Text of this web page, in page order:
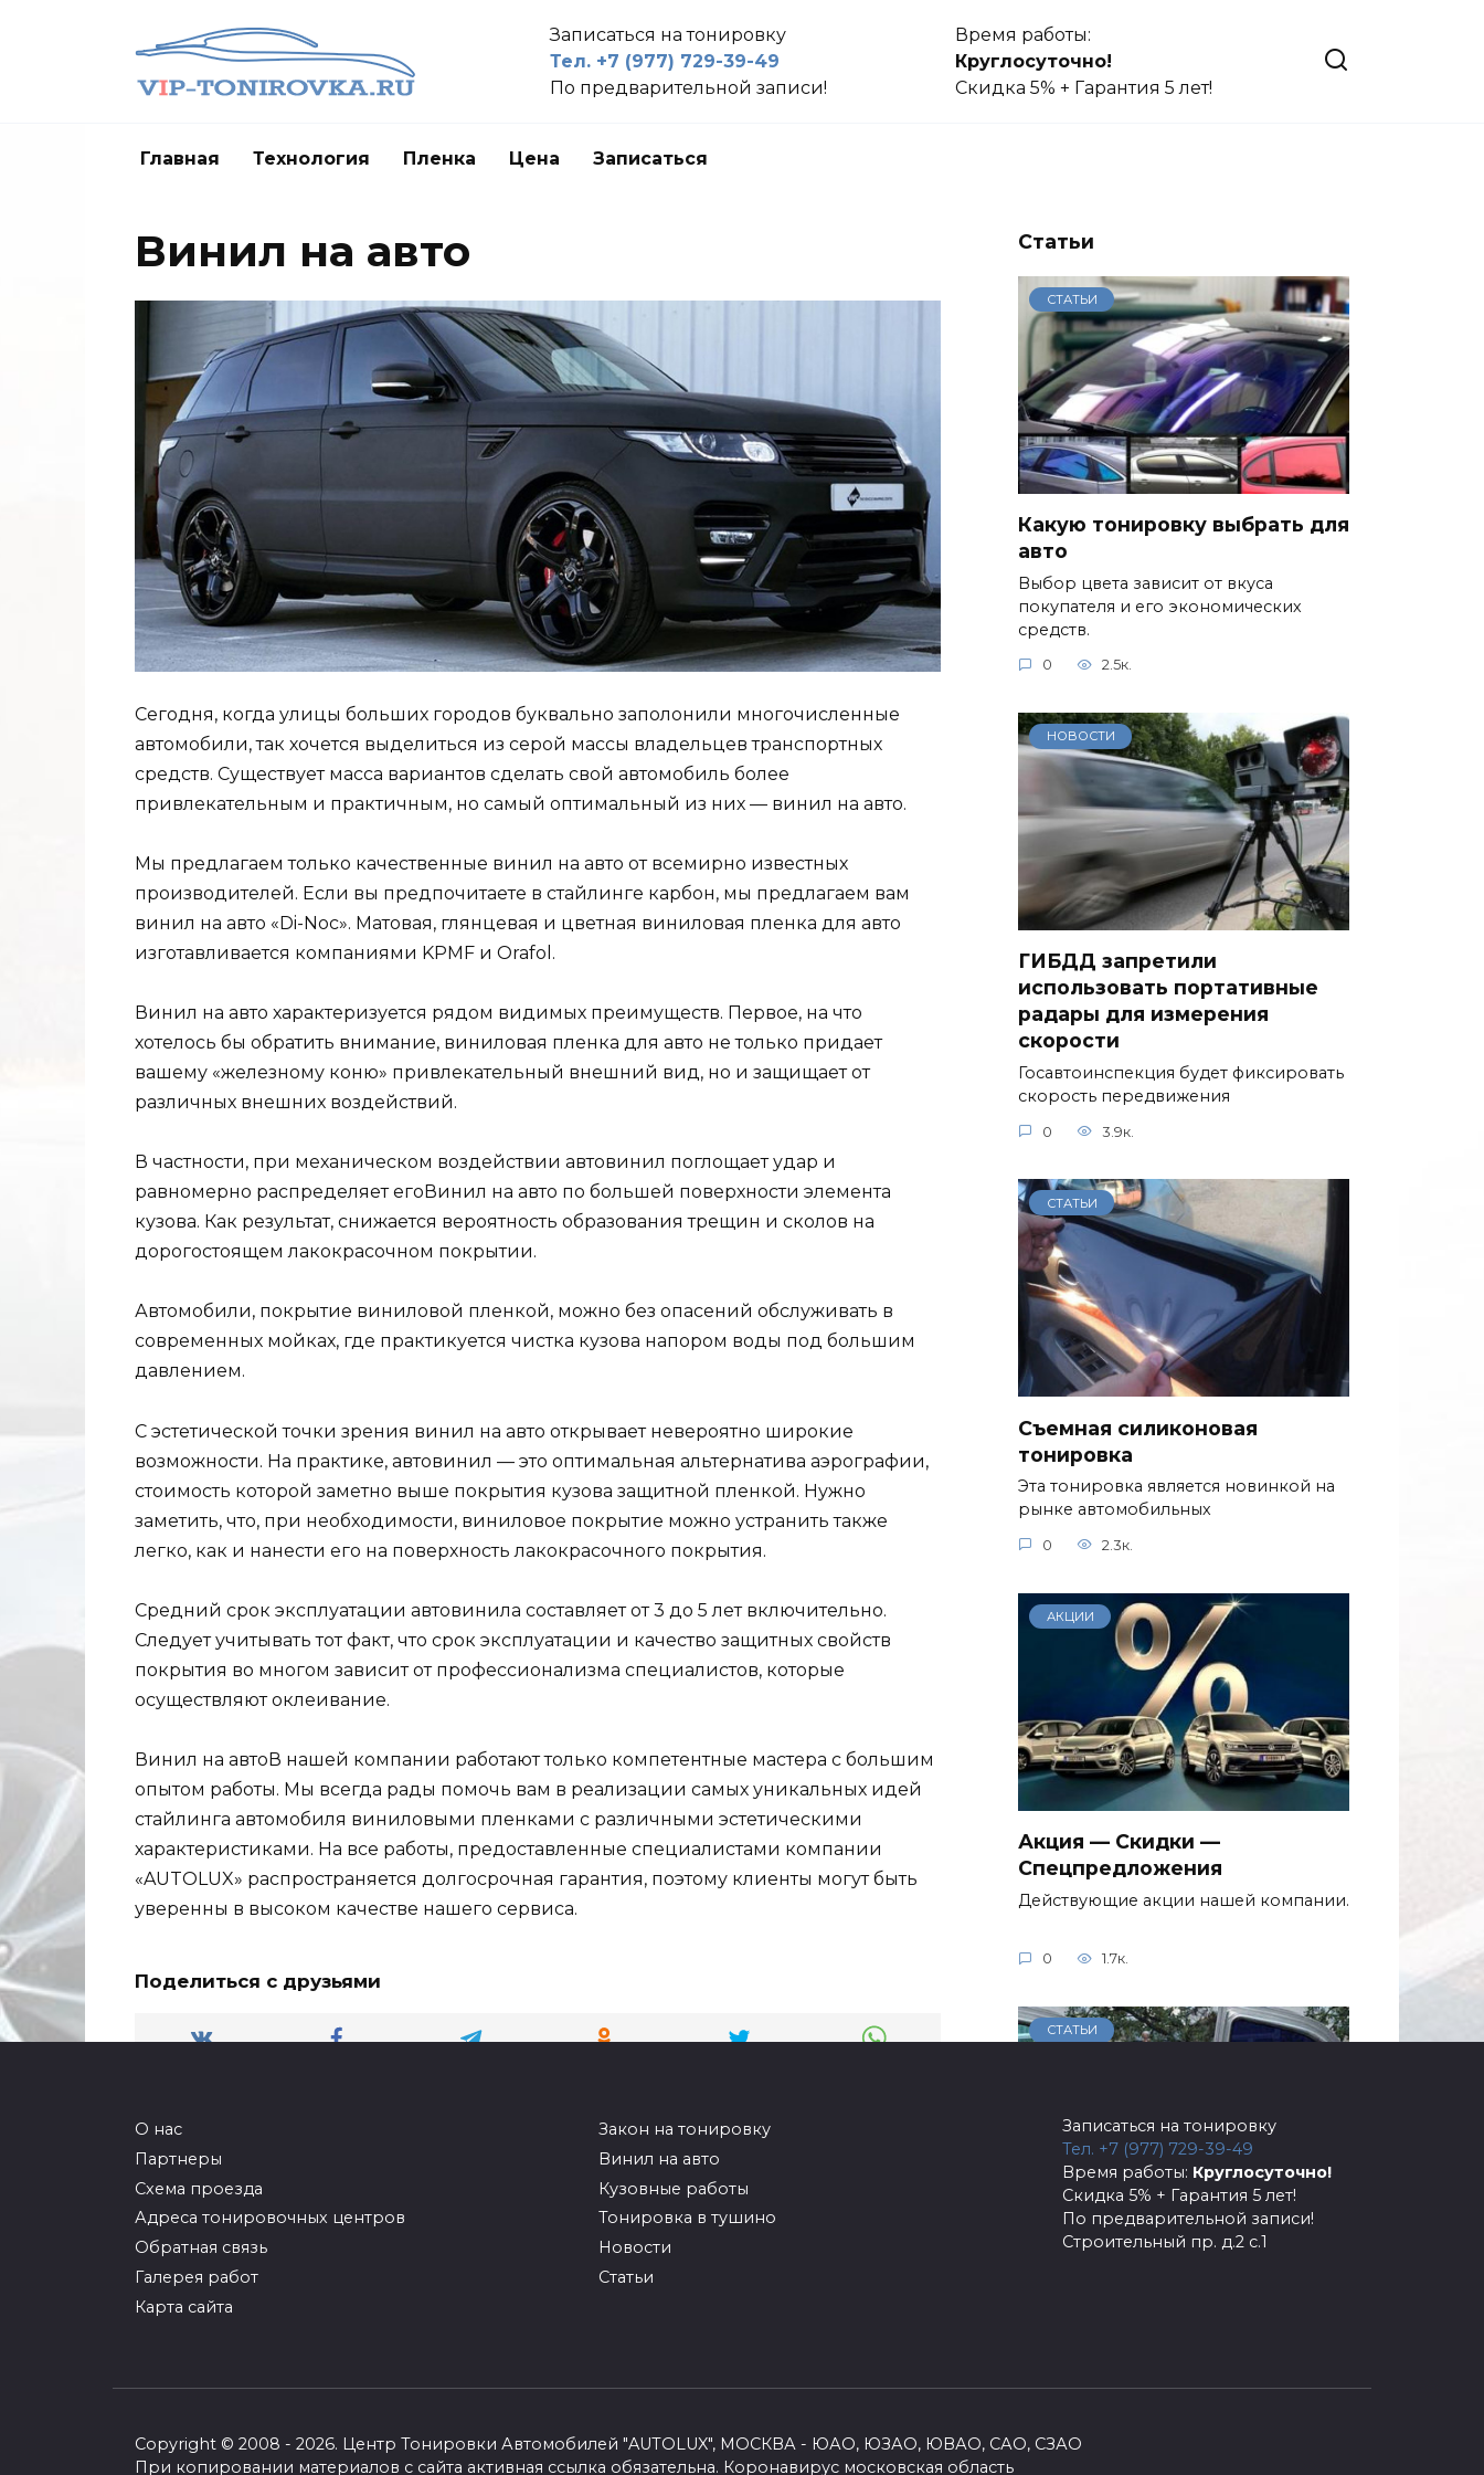
Записаться на тонировку
Тел. +7 (977) 729-39-49
По предварительной записи!
Время работы:
Круглосуточно!
Скидка 5% + Гарантия 5 лет!
Главная Технология Пленка Цена Записаться
Винил на авто
Сегодня, когда улицы больших городов буквально заполонили многочисленные
автомобили, так хочется выделиться из серой массы владельцев транспортных
средств. Существует масса вариантов сделать свой автомобиль более
привлекательным и практичным, но самый оптимальный из них — винил на авто.
Мы предлагаем только качественные винил на авто от всемирно известных
производителей. Если вы предпочитаете в стайлинге карбон, мы предлагаем вам
винил на авто «Di-Noc». Матовая, глянцевая и цветная виниловая пленка для авто
изготавливается компаниями KPMF и Orafol.
Винил на авто характеризуется рядом видимых преимуществ. Первое, на что
хотелось бы обратить внимание, виниловая пленка для авто не только придает
вашему «железному коню» привлекательный внешний вид, но и защищает от
различных внешних воздействий.
В частности, при механическом воздействии автовинил поглощает удар и
равномерно распределяет егоВинил на авто по большей поверхности элемента
кузова. Как результат, снижается вероятность образования трещин и сколов на
дорогостоящем лакокрасочном покрытии.
Автомобили, покрытие виниловой пленкой, можно без опасений обслуживать в
современных мойках, где практикуется чистка кузова напором воды под большим
давлением.
С эстетической точки зрения винил на авто открывает невероятно широкие
возможности. На практике, автовинил — это оптимальная альтернатива аэрографии,
стоимость которой заметно выше покрытия кузова защитной пленкой. Нужно
заметить, что, при необходимости, виниловое покрытие можно устранить также
легко, как и нанести его на поверхность лакокрасочного покрытия.
Средний срок эксплуатации автовинила составляет от 3 до 5 лет включительно.
Следует учитывать тот факт, что срок эксплуатации и качество защитных свойств
покрытия во многом зависит от профессионализма специалистов, которые
осуществляют оклеивание.
Винил на автоВ нашей компании работают только компетентные мастера с большим
опытом работы. Мы всегда рады помочь вам в реализации самых уникальных идей
стайлинга автомобиля виниловыми пленками с различными эстетическими
характеристиками. На все работы, предоставленные специалистами компании
«AUTOLUX» распространяется долгосрочная гарантия, поэтому клиенты могут быть
уверенны в высоком качестве нашего сервиса.
Поделиться с друзьями
Статьи
СТАТЬИ
Какую тонировку выбрать для
авто
Выбор цвета зависит от вкуса
покупателя и его экономических
средств.
0 2.5к.
НОВОСТИ
ГИБДД запретили
использовать портативные
радары для измерения
скорости
Госавтоинспекция будет фиксировать
скорость передвижения
0 3.9к.
СТАТЬИ
Съемная силиконовая
тонировка
Эта тонировка является новинкой на
рынке автомобильных
0 2.3к.
АКЦИИ
Акция — Скидки —
Спецпредложения
Действующие акции нашей компании.
0 1.7к.
СТАТЬИ
Электрохромная тонировка
О нас
Партнеры
Схема проезда
Адреса тонировочных центров
Обратная связь
Галерея работ
Карта сайта
Закон на тонировку
Винил на авто
Кузовные работы
Тонировка в тушино
Новости
Статьи
Записаться на тонировку
Тел. +7 (977) 729-39-49
Время работы: Круглосуточно!
Скидка 5% + Гарантия 5 лет!
По предварительной записи!
Строительный пр. д.2 с.1
Copyright © 2008 - 2026. Центр Тонировки Автомобилей "AUTOLUX", МОСКВА - ЮАО, ЮЗАО, ЮВАО, САО, СЗАО
При копировании материалов с сайта активная ссылка обязательна. Коронавирус московская область
Позвонить сейчас